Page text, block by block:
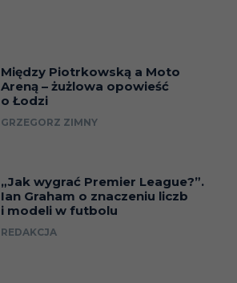
Między Piotrkowską a Moto
Areną – żużlowa opowieść
o Łodzi
GRZEGORZ ZIMNY
„Jak wygrać Premier League?”.
Ian Graham o znaczeniu liczb
i modeli w futbolu
REDAKCJA